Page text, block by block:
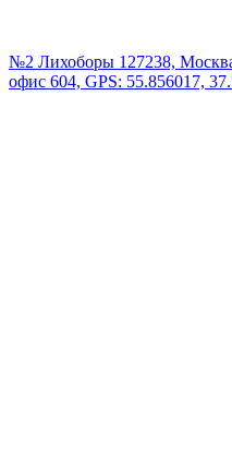
№2 Лихоборы 127238,
офис 604, GPS: 55.856017,